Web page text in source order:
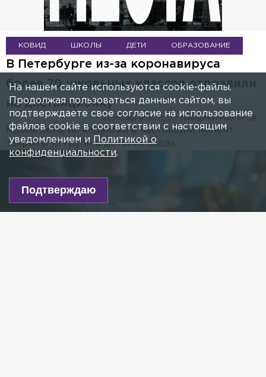
КОВИД ШКОЛЫ ДЕТИ ОБРАЗОВАНИЕ
В Петербурге из-за коронавируса
более 70 школьных классов отправили
на дистанционку
Кроме того, на карантин в настоящий момент
закрыты 15 групп в детских садах.
На нашем сайте используются cookie-файлы.
Продолжая пользоваться данным сайтом, вы
подтверждаете свое согласие на использование
файлов cookie в соответствии с настоящим
уведомлением и Политикой о
конфиденциальности.
Подтверждаю